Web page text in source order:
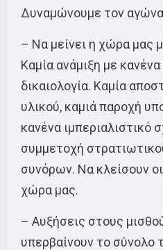
Δυναμώνουμε τον αγώνα
– Να μείνει η χώρα μας
Καμία ανάμιξη με
δικαιολογία. Καμία
υλικού, καμιά παροχή
κανένα ιμπεριαλιστικό
συμμετοχή
συνόρων. Να κλείσουν
χώρα μας.
– Αυξήσεις στους
υπερβαίνουν το σύνολο